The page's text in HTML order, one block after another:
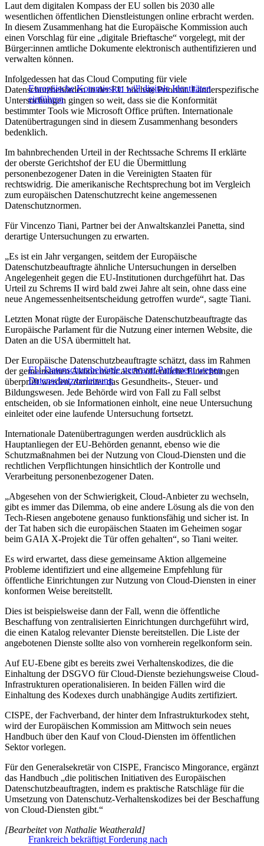
Laut dem digitalen Kompass der EU sollen bis 2030 alle
wesentlichen öffentlichen Dienstleistungen online erbracht werden.
In diesem Zusammenhang hat die Europäische Kommission auch
einen Vorschlag für eine „digitale Brieftasche“ vorgelegt, mit der
Bürger:innen amtliche Dokumente elektronisch authentifizieren und
verwalten können.
Europäische Kommission will digitale Identitäten
einführen
Infolgedessen hat das Cloud Computing für viele
Datenschutzbehörden in der EU höchste Priorität. Länderspezifische
Untersuchungen gingen so weit, dass sie die Konformität
bestimmter Tools wie Microsoft Office prüften. Internationale
Datenübertragungen sind in diesem Zusammenhang besonders
bedenklich.
Im bahnbrechenden Urteil in der Rechtssache Schrems II erklärte
der oberste Gerichtshof der EU die Übermittlung
personenbezogener Daten in die Vereinigten Staaten für
rechtswidrig. Die amerikanische Rechtsprechung bot im Vergleich
zum europäischen Datenschutzrecht keine angemessenen
Datenschutznormen.
Für Vincenzo Tiani, Partner bei der Anwaltskanzlei Panetta, sind
derartige Untersuchungen zu erwarten.
„Es ist ein Jahr vergangen, seitdem der Europäische
Datenschutzbeauftragte ähnliche Untersuchungen in derselben
Angelegenheit gegen die EU-Institutionen durchgeführt hat. Das
Urteil zu Schrems II wird bald zwei Jahre alt sein, ohne dass eine
neue Angemessenheitsentscheidung getroffen wurde“, sagte Tiani.
Letzten Monat rügte der Europäische Datenschutzbeauftragte das
Europäische Parlament für die Nutzung einer internen Website, die
Daten an die USA übermittelt hat.
EU-Datenschutzbehörde verwarnt Parlament wegen
Datenschutzverletzung
Der Europäische Datenschutzbeauftragte schätzt, dass im Rahmen
der gemeinsamen Aktion mehr als 80 öffentliche Einrichtungen
überprüft werden, darunter das Gesundheits-, Steuer- und
Bildungswesen. Jede Behörde wird von Fall zu Fall selbst
entscheiden, ob sie Informationen einholt, eine neue Untersuchung
einleitet oder eine laufende Untersuchung fortsetzt.
Internationale Datenübertragungen werden ausdrücklich als
Hauptanliegen der EU-Behörden genannt, ebenso wie die
Schutzmaßnahmen bei der Nutzung von Cloud-Diensten und die
rechtlichen Verpflichtungen hinsichtlich der Kontrolle und
Verarbeitung personenbezogener Daten.
„Abgesehen von der Schwierigkeit, Cloud-Anbieter zu wechseln,
gibt es immer das Dilemma, ob eine andere Lösung als die von den
Tech-Riesen angebotene genauso funktionsfähig und sicher ist. In
der Tat haben sich die europäischen Staaten im Geheimen sogar
beim GAIA X-Projekt die Tür offen gehalten“, so Tiani weiter.
Es wird erwartet, dass diese gemeinsame Aktion allgemeine
Probleme identifiziert und eine allgemeine Empfehlung für
öffentliche Einrichtungen zur Nutzung von Cloud-Diensten in einer
konformen Weise bereitstellt.
Dies ist beispielsweise dann der Fall, wenn die öffentliche
Beschaffung von zentralisierten Einrichtungen durchgeführt wird,
die einen Katalog relevanter Dienste bereitstellen. Die Liste der
angebotenen Dienste sollte also von vornherein regelkonform sein.
Auf EU-Ebene gibt es bereits zwei Verhaltenskodizes, die die
Einhaltung der DSGVO für Cloud-Dienste beziehungsweise Cloud-
Infrastrukturen operationalisieren. In beiden Fällen wird die
Einhaltung des Kodexes durch unabhängige Audits zertifiziert.
CISPE, der Fachverband, der hinter dem Infrastrukturkodex steht,
wird der Europäischen Kommission am Mittwoch sein neues
Handbuch über den Kauf von Cloud-Diensten im öffentlichen
Sektor vorlegen.
Für den Generalsekretär von CISPE, Francisco Mingorance, ergänzt
das Handbuch „die politischen Initiativen des Europäischen
Datenschutzbeauftragten, indem es praktische Ratschläge für die
Umsetzung von Datenschutz-Verhaltenskodizes bei der Beschaffung
von Cloud-Diensten gibt.“
Frankreich bekräftigt Forderung nach
[Bearbeitet von Nathalie Weatherald]